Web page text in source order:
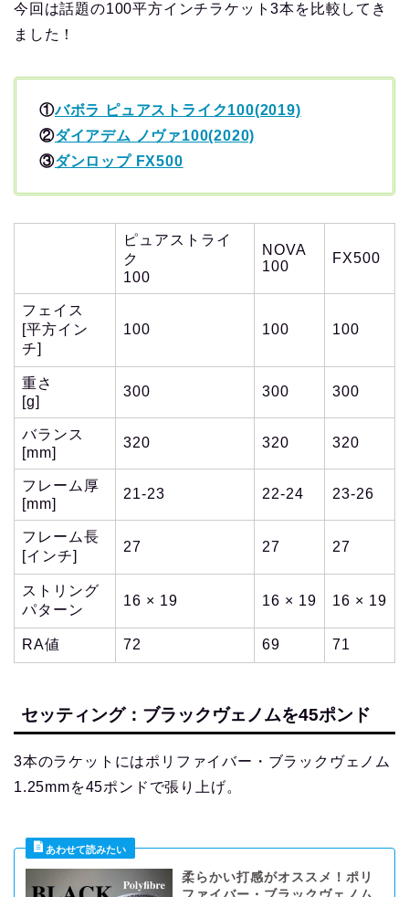
今回は話題の100平方インチラケット3本を比較してき
ました！
①バボラ ピュアストライク100(2019)
②ダイアデム ノヴァ100(2020)
③ダンロップ FX500
ピュアストライ
ク
100
NOVA
100
FX500
フェイス
[平方イン
チ]
100 100 100
重さ
[g]
300 300 300
バランス
[mm]
320 320 320
フレーム厚
[mm]
21-23 22-24 23-26
フレーム長
[インチ]
27 27 27
ストリング
パターン
16 × 19 16 × 19 16 × 19
RA値 72 69 71
セッティング：ブラックヴェノムを45ポンド
3本のラケットにはポリファイバー・ブラックヴェノム
1.25mmを45ポンドで張り上げ。
柔らかい打感がオススメ！ポリ